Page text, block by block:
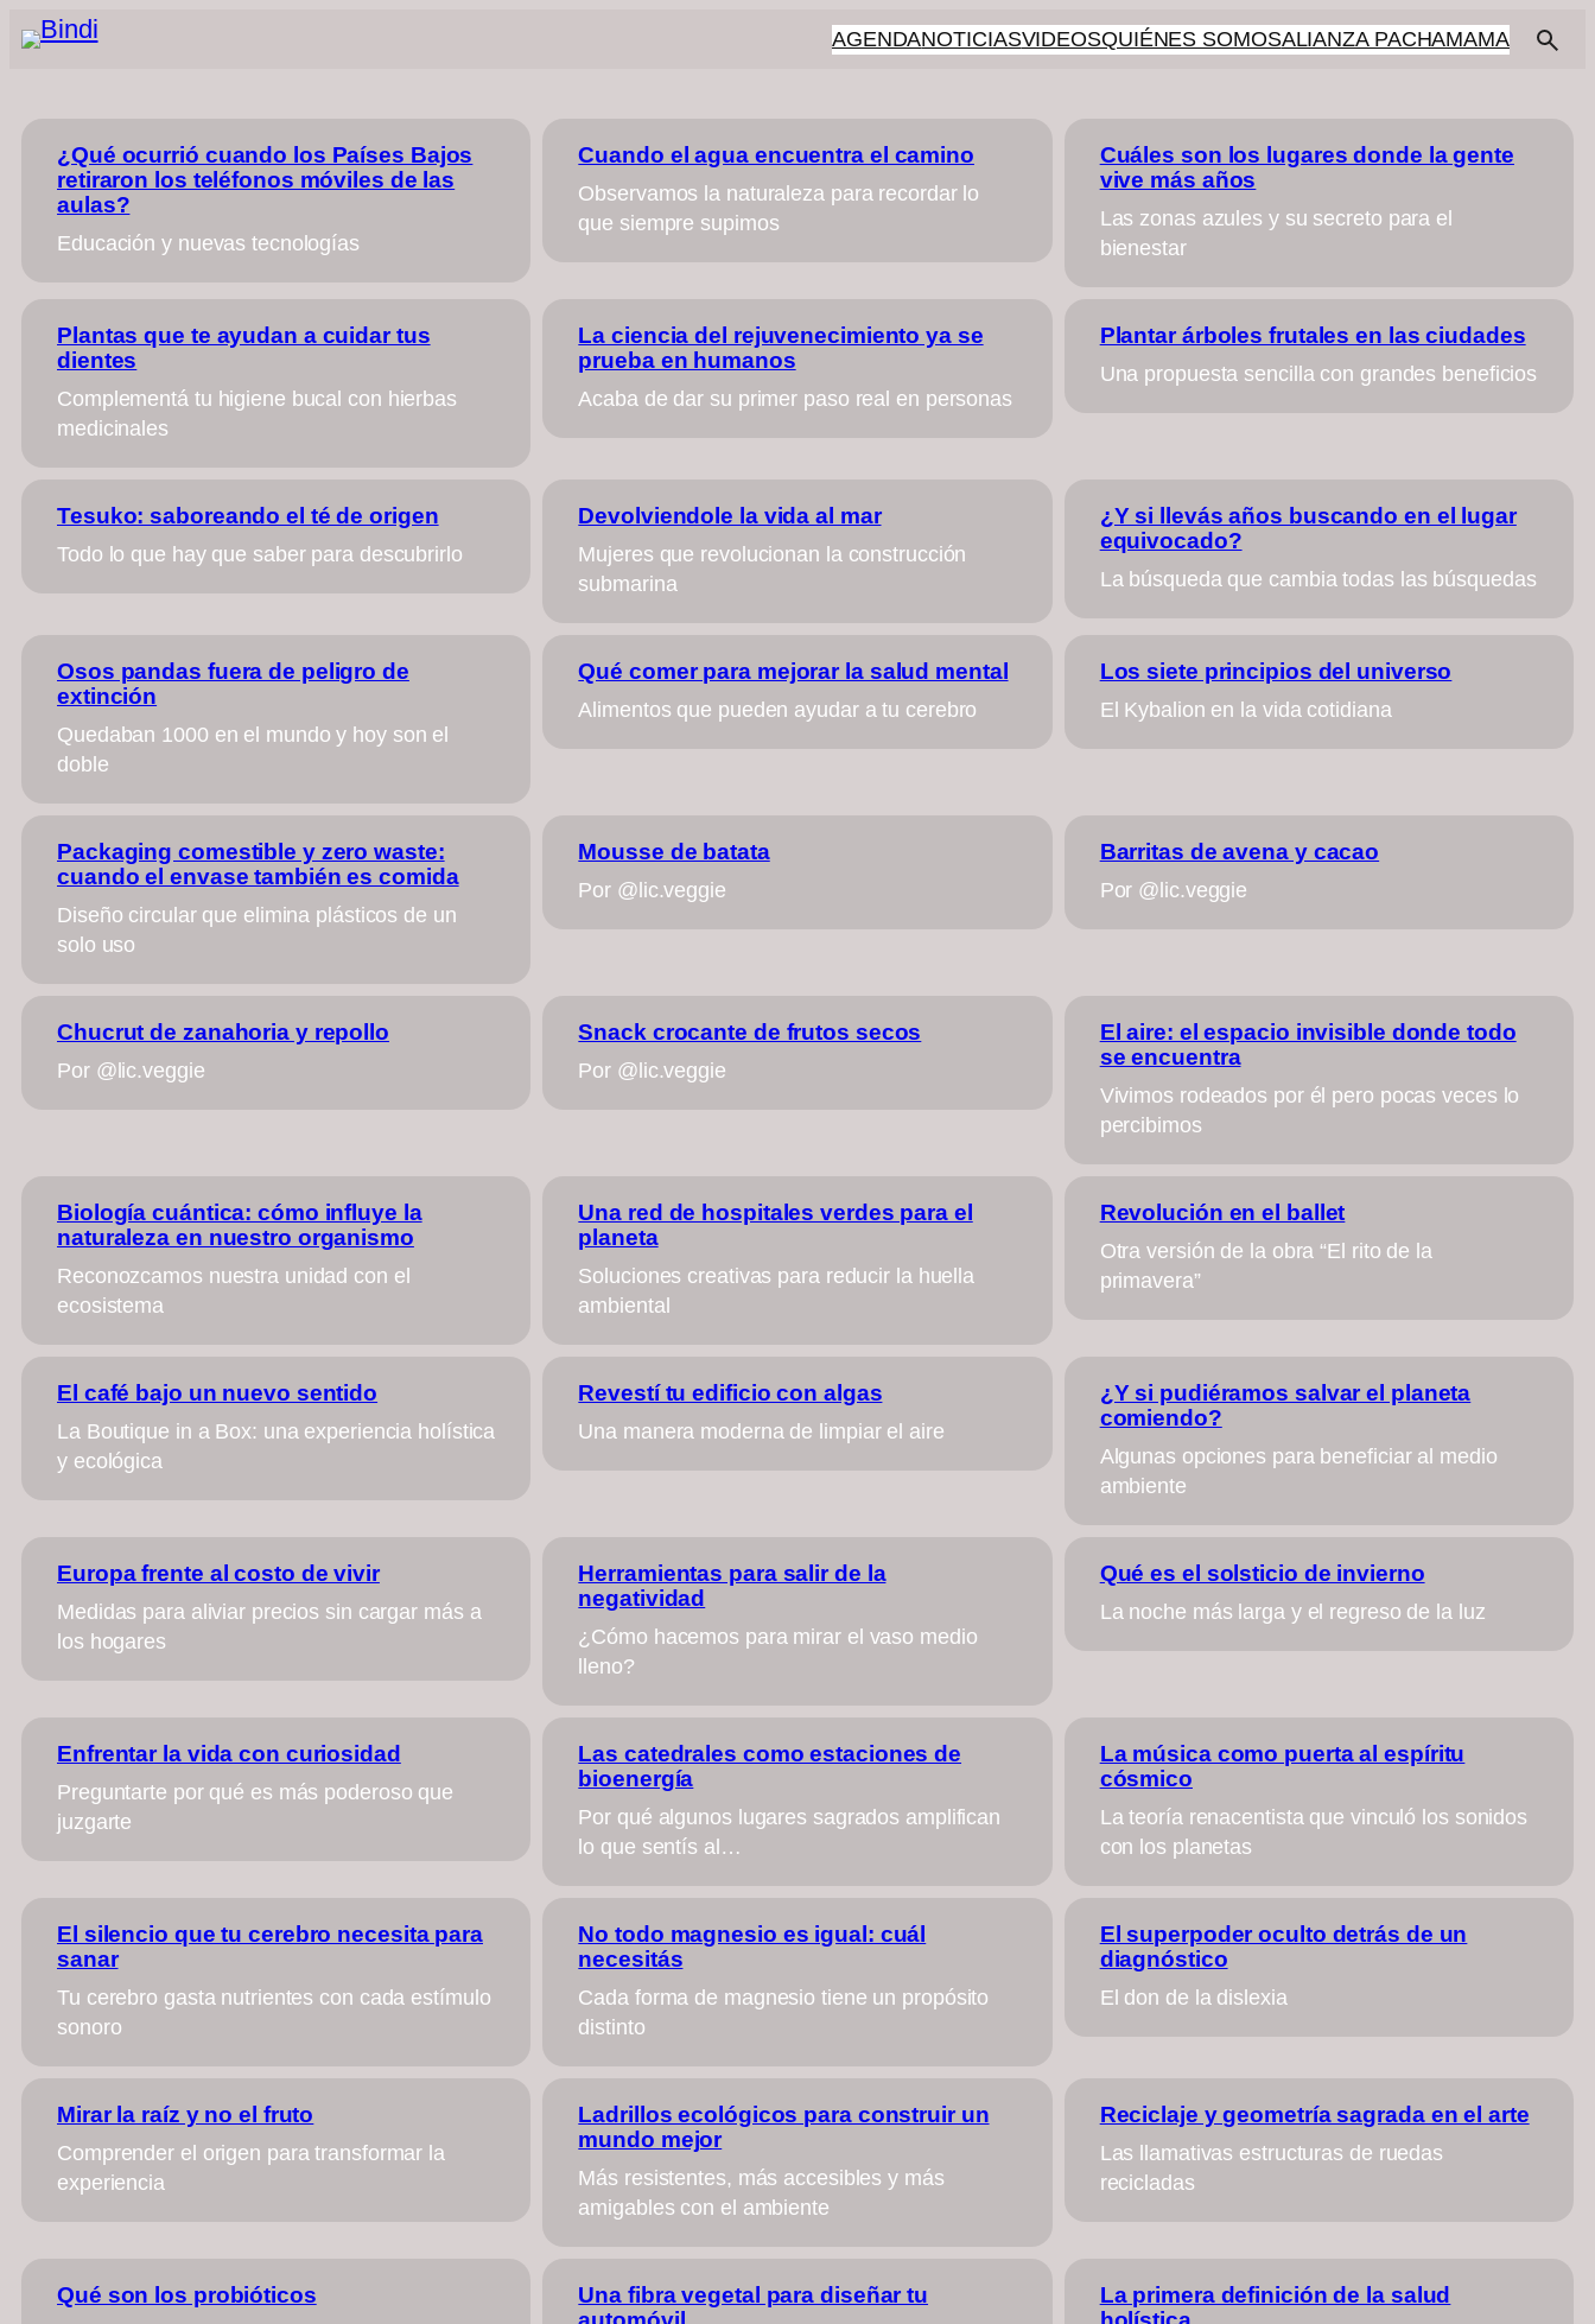
AGENDANOTICIASVIDEOSQUIÉNES SOMOSALIANZA PACHAMAMA
¿Qué ocurrió cuando los Países Bajos
retiraron los teléfonos móviles de las
aulas?
Educación y nuevas tecnologías
Cuando el agua encuentra el camino
Observamos la naturaleza para recordar lo
que siempre supimos
Cuáles son los lugares donde la gente
vive más años
Las zonas azules y su secreto para el
bienestar
Plantas que te ayudan a cuidar tus
dientes
Complementá tu higiene bucal con hierbas
medicinales
La ciencia del rejuvenecimiento ya se
prueba en humanos
Acaba de dar su primer paso real en personas
Plantar árboles frutales en las ciudades
Una propuesta sencilla con grandes beneficios
Tesuko: saboreando el té de origen
Todo lo que hay que saber para descubrirlo
Devolviendole la vida al mar
Mujeres que revolucionan la construcción
submarina
¿Y si llevás años buscando en el lugar
equivocado?
La búsqueda que cambia todas las búsquedas
Osos pandas fuera de peligro de
extinción
Quedaban 1000 en el mundo y hoy son el
doble
Qué comer para mejorar la salud mental
Alimentos que pueden ayudar a tu cerebro
Los siete principios del universo
El Kybalion en la vida cotidiana
Packaging comestible y zero waste:
cuando el envase también es comida
Diseño circular que elimina plásticos de un
solo uso
Mousse de batata
Por @lic.veggie
Barritas de avena y cacao
Por @lic.veggie
Chucrut de zanahoria y repollo
Por @lic.veggie
Snack crocante de frutos secos
Por @lic.veggie
El aire: el espacio invisible donde todo
se encuentra
Vivimos rodeados por él pero pocas veces lo
percibimos
Biología cuántica: cómo influye la
naturaleza en nuestro organismo
Reconozcamos nuestra unidad con el
ecosistema
Una red de hospitales verdes para el
planeta
Soluciones creativas para reducir la huella
ambiental
Revolución en el ballet
Otra versión de la obra “El rito de la
primavera”
El café bajo un nuevo sentido
La Boutique in a Box: una experiencia holística
y ecológica
Revestí tu edificio con algas
Una manera moderna de limpiar el aire
¿Y si pudiéramos salvar el planeta
comiendo?
Algunas opciones para beneficiar al medio
ambiente
Europa frente al costo de vivir
Medidas para aliviar precios sin cargar más a
los hogares
Herramientas para salir de la
negatividad
¿Cómo hacemos para mirar el vaso medio
lleno?
Qué es el solsticio de invierno
La noche más larga y el regreso de la luz
Enfrentar la vida con curiosidad
Preguntarte por qué es más poderoso que
juzgarte
Las catedrales como estaciones de
bioenergía
Por qué algunos lugares sagrados amplifican
lo que sentís al…
La música como puerta al espíritu
cósmico
La teoría renacentista que vinculó los sonidos
con los planetas
El silencio que tu cerebro necesita para
sanar
Tu cerebro gasta nutrientes con cada estímulo
sonoro
No todo magnesio es igual: cuál
necesitás
Cada forma de magnesio tiene un propósito
distinto
El superpoder oculto detrás de un
diagnóstico
El don de la dislexia
Mirar la raíz y no el fruto
Comprender el origen para transformar la
experiencia
Ladrillos ecológicos para construir un
mundo mejor
Más resistentes, más accesibles y más
amigables con el ambiente
Reciclaje y geometría sagrada en el arte
Las llamativas estructuras de ruedas
recicladas
Qué son los probióticos
Una fibra vegetal para diseñar tu
La primera definición de la salud